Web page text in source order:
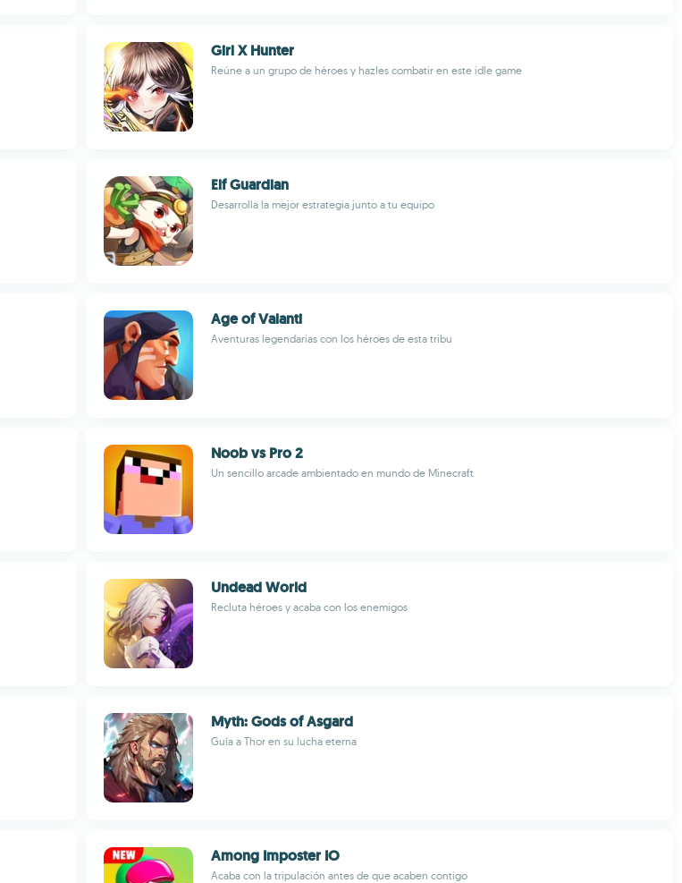
Girl X Hunter
Reúne a un grupo de héroes y hazles combatir en este idle game
Elf Guardian
Desarrolla la mejor estrategia junto a tu equipo
Age of Valanti
Aventuras legendarias con los héroes de esta tribu
Noob vs Pro 2
Un sencillo arcade ambientado en mundo de Minecraft
Undead World
Recluta héroes y acaba con los enemigos
Myth: Gods of Asgard
Guía a Thor en su lucha eterna
Among Imposter IO
Acaba con la tripulación antes de que acaben contigo